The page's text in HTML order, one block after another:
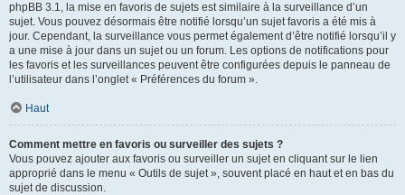
phpBB 3.1, la mise en favoris de sujets est similaire à la surveillance d’un
sujet. Vous pouvez désormais être notifié lorsqu’un sujet favoris a été mis à
jour. Cependant, la surveillance vous permet également d’être notifié lorsqu’il y
a une mise à jour dans un sujet ou un forum. Les options de notifications pour
les favoris et les surveillances peuvent être configurées depuis le panneau de
l’utilisateur dans l’onglet « Préférences du forum ».
Haut
Comment mettre en favoris ou surveiller des sujets ?
Vous pouvez ajouter aux favoris ou surveiller un sujet en cliquant sur le lien
approprié dans le menu « Outils de sujet », souvent placé en haut et en bas du
sujet de discussion.